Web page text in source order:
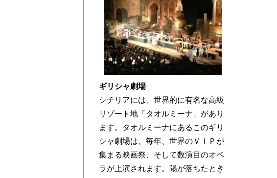
ギリシャ劇場
シチリアには、世界的に有名な高級
リゾート地「タオルミーナ」があり
ます。タオルミーナにあるこのギリ
シャ劇場は、毎年、世界のＶＩＰが
集まる映画祭、そして数演目のオペ
ラが上演されます。陽が落ちたとき